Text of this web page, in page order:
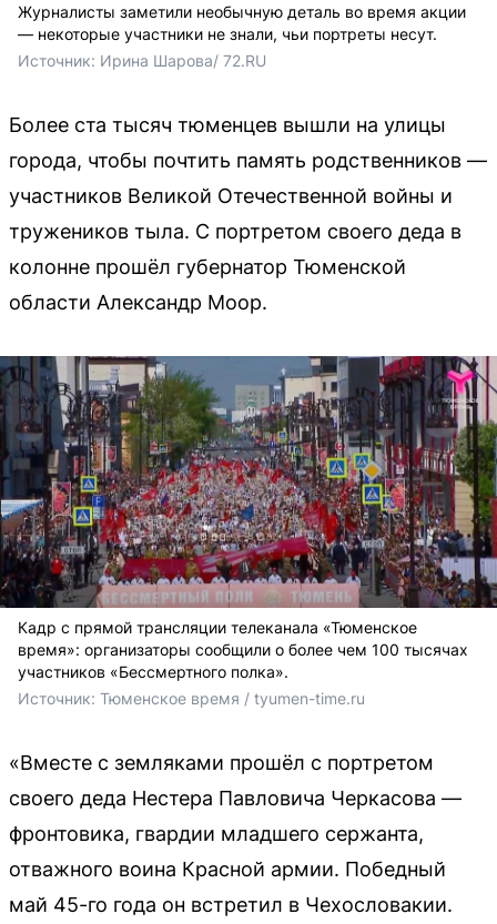
Журналисты заметили необычную деталь во время акции
— некоторые участники не знали, чьи портреты несут.
Источник: Ирина Шарова/ 72.RU
Более ста тысяч тюменцев вышли на улицы
города, чтобы почтить память родственников —
участников Великой Отечественной войны и
тружеников тыла. С портретом своего деда в
колонне прошёл губернатор Тюменской
области Александр Моор.
Кадр с прямой трансляции телеканала «Тюменское
время»: организаторы сообщили о более чем 100 тысячах
участников «Бессмертного полка».
Источник: Тюменское время / tyumen-time.ru
«Вместе с земляками прошёл с портретом
своего деда Нестера Павловича Черкасова —
фронтовика, гвардии младшего сержанта,
отважного воина Красной армии. Победный
май 45-го года он встретил в Чехословакии.